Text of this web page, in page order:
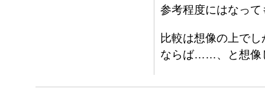
参考程度にはなっ
比較は想像の上で
ならば……、と想像